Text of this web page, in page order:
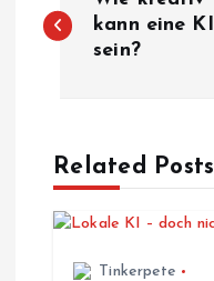
e
r
kann eine KI
sein?
Related Posts
Tinkerpete